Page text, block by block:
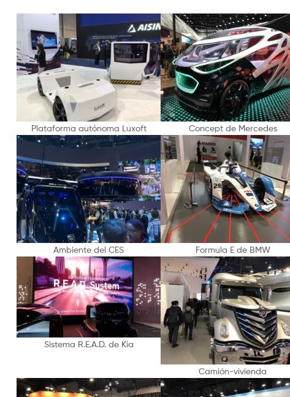
Plataforma autónoma Luxoft Concept de Mercedes
Ambiente del CES Formula E de BMW
Sistema R.E.A.D. de Kia
Camión-vivienda